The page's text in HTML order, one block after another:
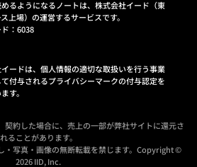
るようになるノートは、株式会社イード（東
上場）の運営するサービスです。
：6038
ードは、個人情報の適切な取扱いを行う事業
付与されるプライバシーマークの付与認定を
す。
約した場合に、売上の一部が弊社サイトに還元さ
れることがあります。
・写真・画像の無断転載を禁じます。Copyright ©
2026 IID, Inc.